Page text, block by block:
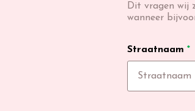
Dit vragen wij
wanneer
Straatnaam *